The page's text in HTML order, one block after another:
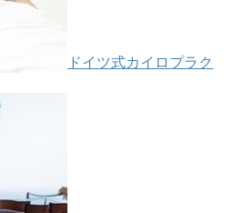
ドイツ式カイロプラク